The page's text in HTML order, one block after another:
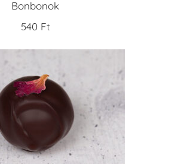
Bonbonok
540 Ft
TESZEM